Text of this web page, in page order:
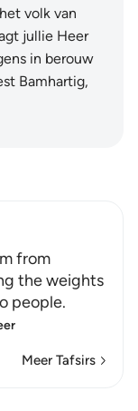
from
the weights
people.
Meer Tafsirs
volk van
jullie Heer
in berouw
Bamhartig,